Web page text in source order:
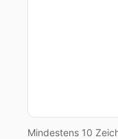
Mindestens 10